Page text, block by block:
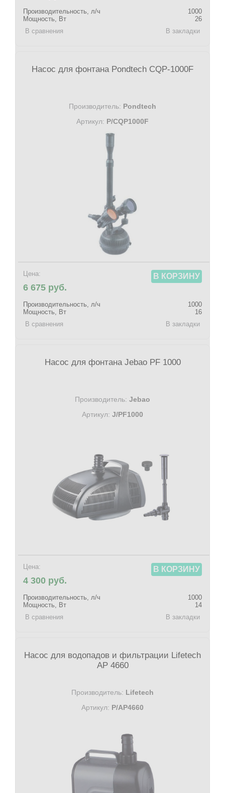
Производительность, л/ч
1000
Мощность, Вт
26
В сравнения
В закладки
Насос для фонтана Pondtech CQP-1000F
Производитель: Pondtech
Артикул: P/CQP1000F
Цена:
6 675 руб.
В КОРЗИНУ
Производительность, л/ч
1000
Мощность, Вт
16
В сравнения
В закладки
Насос для фонтана Jebao PF 1000
Производитель: Jebao
Артикул: J/PF1000
Цена:
4 300 руб.
В КОРЗИНУ
Производительность, л/ч
1000
Мощность, Вт
14
В сравнения
В закладки
Насос для водопадов и фильтрации Lifetech
AP 4660
Производитель: Lifetech
Артикул: P/AP4660